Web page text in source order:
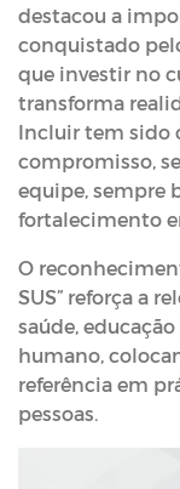
destacou a
conquistado
que investir no
transforma
Incluir tem sido
compromisso,
equipe, sempre
fortalecimento
O
SUS” reforça a
saúde,
humano,
referência em
pessoas.